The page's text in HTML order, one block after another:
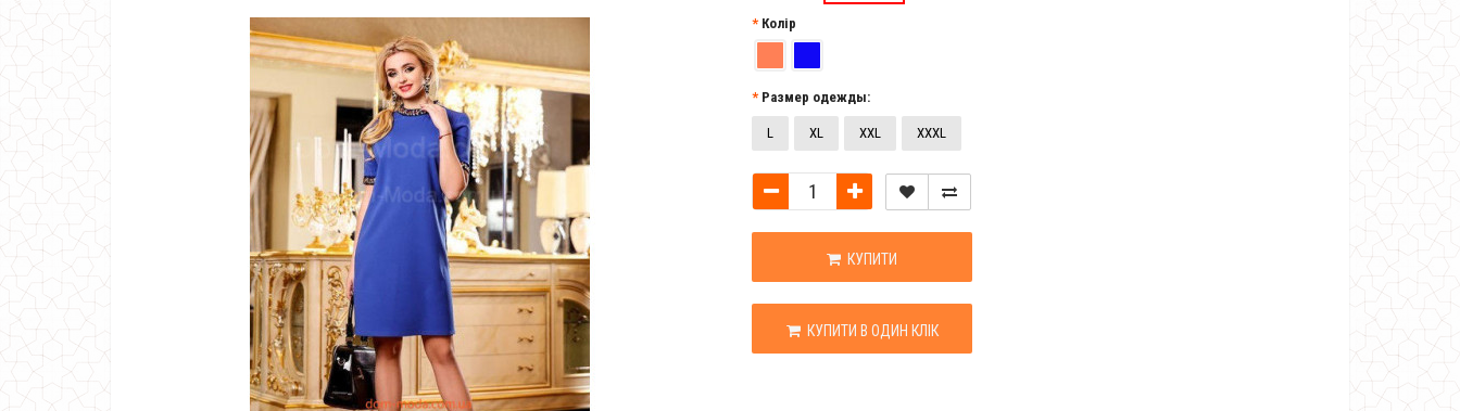
Колір
Размер одежды:
L XL XXL XXXL
КУПИТИ
КУПИТИ В ОДИН КЛІК